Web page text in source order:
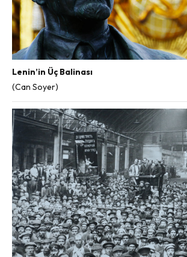
Lenin’in Üç Balinası
(Can Soyer)